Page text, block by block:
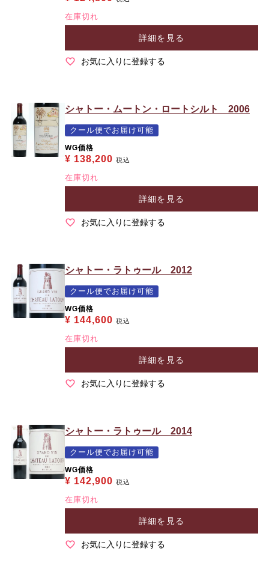
在庫切れ
詳細を見る
お気に入りに登録する
シャトー・ムートン・ロートシルト 2006
クール便でお届け可能
WG価格
¥ 138,200 税込
在庫切れ
詳細を見る
お気に入りに登録する
シャトー・ラトゥール 2012
クール便でお届け可能
WG価格
¥ 144,600 税込
在庫切れ
詳細を見る
お気に入りに登録する
シャトー・ラトゥール 2014
クール便でお届け可能
WG価格
¥ 142,900 税込
在庫切れ
詳細を見る
お気に入りに登録する